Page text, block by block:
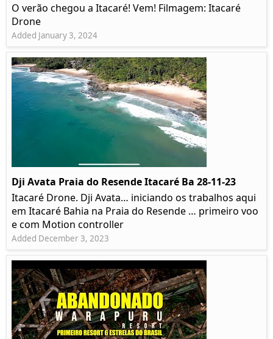
O verão chegou a Itacaré! Vem! Filmagem: Itacaré
Drone
Added January 3, 2024
Dji Avata Praia do Resende Itacaré Ba 28-11-23
Itacaré Drone. Dji Avata… iniciando os trabalhos aqui
em Itacaré Bahia na Praia do Resende … primeiro voo
e com Motion controller
Added December 3, 2023